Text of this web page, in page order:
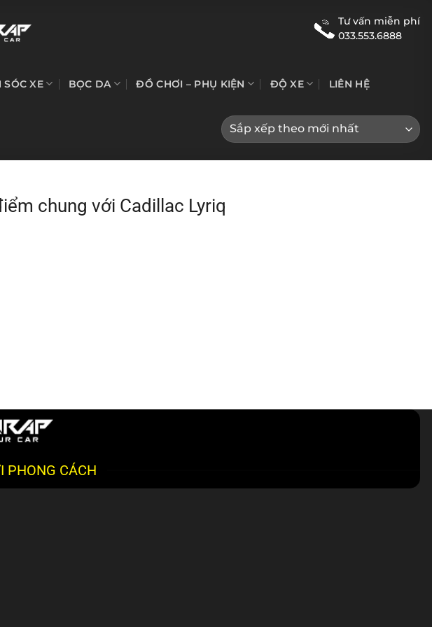
Tư vấn miễn phí
033.553.6888
SÓC XE BỌC DA ĐỒ CHƠI – PHỤ KIỆN ĐỘ XE LIÊN HỆ
chung với Cadillac Lyriq
PHONG CÁCH